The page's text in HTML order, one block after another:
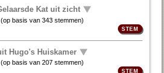
Kat uit zicht
(op basis van343 stemmen)
Hugo's Huiskamer
(op basis van207 stemmen)